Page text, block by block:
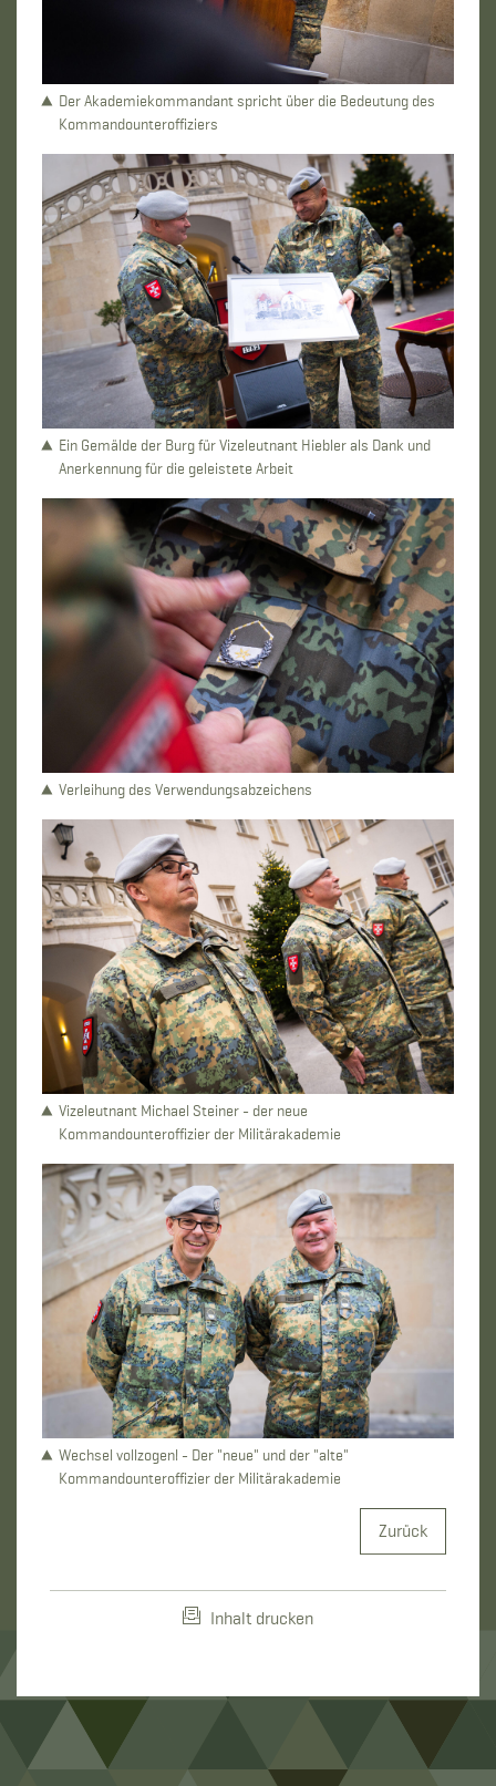
Der Akademiekommandant spricht über die Bedeutung des
Kommandounteroffiziers
Ein Gemälde der Burg für Vizeleutnant Hiebler als Dank und
Anerkennung für die geleistete Arbeit
Verleihung des Verwendungsabzeichens
Vizeleutnant Michael Steiner - der neue
Kommandounteroffizier der Militärakademie
Wechsel vollzogen! - Der "neue" und der "alte"
Kommandounteroffizier der Militärakademie
Zurück
Inhalt drucken